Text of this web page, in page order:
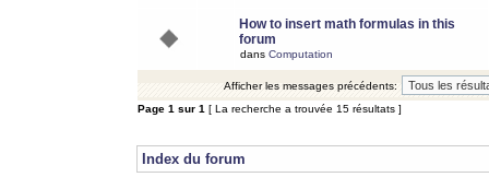
How to insert math formulas in this
forum
dans Computation
Afficher les messages précédents:
Page 1 sur 1 [ La recherche a trouvée 15 résultats ]
Index du forum